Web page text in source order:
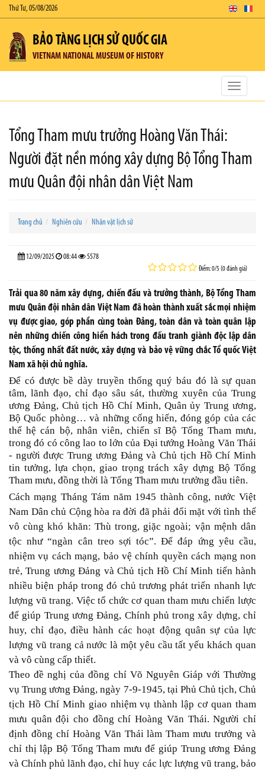
Thứ Tư, 05/08/2026
BẢO TÀNG LỊCH SỬ QUỐC GIA
VIETNAM NATIONAL MUSEUM OF HISTORY
Toggle
Tổng Tham mưu trưởng Hoàng Văn Thái:
Người đặt nền móng xây dựng Bộ Tổng Tham
mưu Quân đội nhân dân Việt Nam
Trang chủ Nghiên cứu Nhân vật lịch sử
12/09/2025 08:44 5578
Điểm: 0/5 (0 đánh giá)
Trải qua 80 năm xây dựng, chiến đấu và trưởng thành, Bộ Tổng Tham
mưu Quân đội nhân dân Việt Nam đã hoàn thành xuất sắc mọi nhiệm
vụ được giao, góp phần cùng toàn Đảng, toàn dân và toàn quân lập
nên những chiến công hiển hách trong đấu tranh giành độc lập dân
tộc, thống nhất đất nước, xây dựng và bảo vệ vững chắc Tổ quốc Việt
Nam xã hội chủ nghĩa.
Để có được bề dày truyền thống quý báu đó là sự quan
tâm, lãnh đạo, chỉ đạo sâu sát, thường xuyên của Trung
ương Đảng, Chủ tịch Hồ Chí Minh, Quân ủy Trung ương,
Bộ Quốc phòng… và những cống hiến, đóng góp của các
thế hệ cán bộ, nhân viên, chiến sĩ Bộ Tổng Tham mưu,
trong đó có công lao to lớn của Đại tướng Hoàng Văn Thái
- người được Trung ương Đảng và Chủ tịch Hồ Chí Minh
tin tưởng, lựa chọn, giao trọng trách xây dựng Bộ Tổng
Tham mưu, đồng thời là Tổng Tham mưu trưởng đầu tiên.
Cách mạng Tháng Tám năm 1945 thành công, nước Việt
Nam Dân chủ Cộng hòa ra đời đã phải đối mặt với tình thế
vô cùng khó khăn: Thù trong, giặc ngoài; vận mệnh dân
tộc như “ngàn cân treo sợi tóc”. Để đáp ứng yêu cầu,
nhiệm vụ cách mạng, bảo vệ chính quyền cách mạng non
trẻ, Trung ương Đảng và Chủ tịch Hồ Chí Minh tiến hành
nhiều biện pháp trong đó chủ trương phát triển nhanh lực
lượng vũ trang. Việc tổ chức cơ quan tham mưu chiến lược
để giúp Trung ương Đảng, Chính phủ trong xây dựng, chỉ
huy, chỉ đạo, điều hành các hoạt động quân sự của lực
lượng vũ trang cả nước là một yêu cầu tất yếu khách quan
và vô cùng cấp thiết.
Theo đề nghị của đồng chí Võ Nguyên Giáp với Thường
vụ Trung ương Đảng, ngày 7-9-1945, tại Phủ Chủ tịch, Chủ
tịch Hồ Chí Minh giao nhiệm vụ thành lập cơ quan tham
mưu quân đội cho đồng chí Hoàng Văn Thái. Người chỉ
định đồng chí Hoàng Văn Thái làm Tham mưu trưởng và
chỉ thị lập Bộ Tổng Tham mưu để giúp Trung ương Đảng
và Chính phủ lãnh đạo, chỉ huy các lực lượng vũ trang, bảo